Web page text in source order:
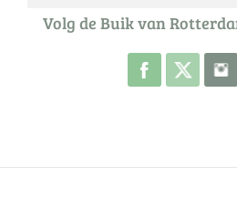
Volg de Buik van
Volg de Buik